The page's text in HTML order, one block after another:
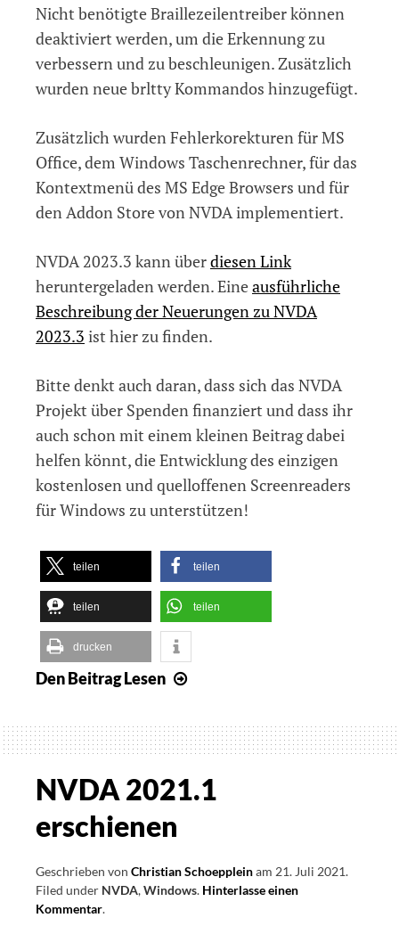
Nicht benötigte Braillezeilentreiber können
deaktiviert werden, um die Erkennung zu
verbessern und zu beschleunigen. Zusätzlich
wurden neue brltty Kommandos hinzugefügt.
Zusätzlich wurden Fehlerkorekturen für MS
Office, dem Windows Taschenrechner, für das
Kontextmenü des MS Edge Browsers und für
den Addon Store von NVDA implementiert.
NVDA 2023.3 kann überdiesen Link
heruntergeladen werden. Eineausführliche
Beschreibung der Neuerungen zu NVDA
2023.3 ist hier zu finden.
Bitte denkt auch daran, dass sich das NVDA
Projekt über Spenden finanziert und dass ihr
auch schon mit einem kleinen Beitrag dabei
helfen könnt, die Entwicklung des einzigen
kostenlosen und quelloffenen Screenreaders
für Windows zu unterstützen!
teilen teilen
teilen teilen
drucken
Den BeitragLesen
veröffentlicht
NVDA 2021.1
erschienen
Geschrieben von Christian Schoeppleinam 21. Juli 2021.
Filed under NVDA,Windows. Hinterlasse einen
Kommentaron
.